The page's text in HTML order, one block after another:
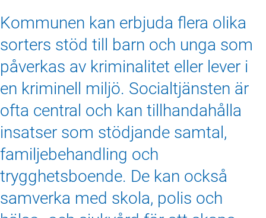
Kommunen kan erbjuda flera olika
sorters stöd till barn och unga som
påverkas av kriminalitet eller lever i
en kriminell miljö. Socialtjänsten är
ofta central och kan tillhandahålla
insatser som stödjande samtal,
familjebehandling och
trygghetsboende. De kan också
samverka med skola, polis och